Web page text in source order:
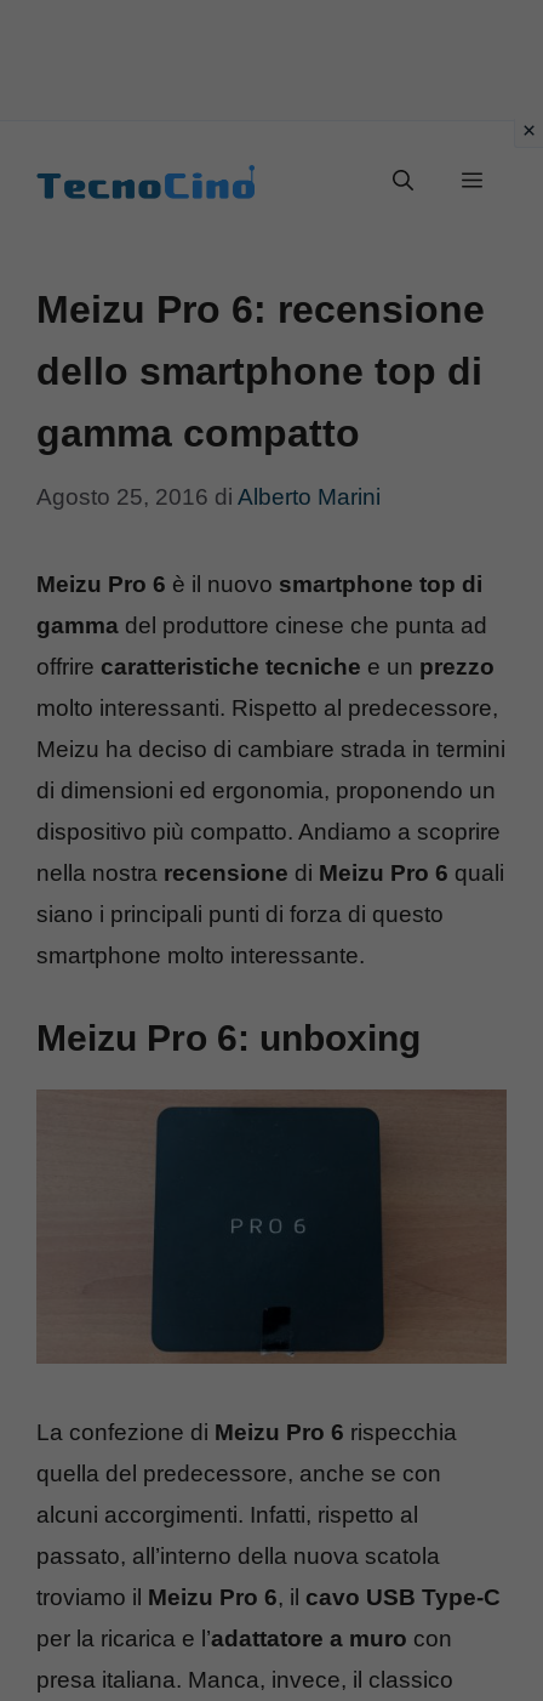
Menu
Meizu Pro 6: recensione
dello smartphone top di
gamma compatto
Agosto 25, 2016 di Alberto Marini
Meizu Pro 6 è il nuovo smartphone top di
gamma del produttore cinese che punta ad
offrire caratteristiche tecniche e un prezzo
molto interessanti. Rispetto al predecessore,
Meizu ha deciso di cambiare strada in termini
di dimensioni ed ergonomia, proponendo un
dispositivo più compatto. Andiamo a scoprire
nella nostra recensione di Meizu Pro 6 quali
siano i principali punti di forza di questo
smartphone molto interessante.
Meizu Pro 6: unboxing
La confezione di Meizu Pro 6 rispecchia
quella del predecessore, anche se con
alcuni accorgimenti. Infatti, rispetto al
passato, all’interno della nuova scatola
troviamo il Meizu Pro 6, il cavo USB Type-C
per la ricarica e l’adattatore a muro con
presa italiana. Manca, invece, il classico